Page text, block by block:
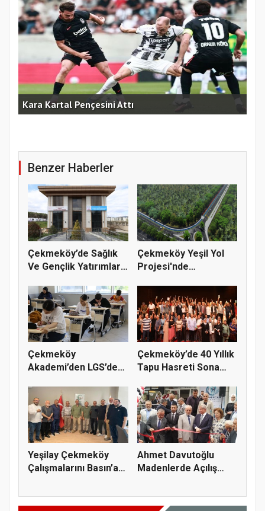
Kara Kartal Pençesini Attı
Benzer Haberler
Çekmeköy’de Sağlık
Ve Gençlik Yatırımları
Çekmeköy Yeşil Yol
Projesi'nde
Çekmeköy
Akademi’den LGS’de
Çekmeköy’de 40 Yıllık
Tapu Hasreti Sona
Yeşilay Çekmeköy
Çalışmalarını Basın’a
Ahmet Davutoğlu
Madenlerde Açılış